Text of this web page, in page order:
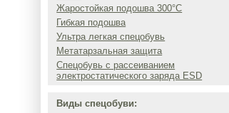
Жаростойкая подошва 300°C
Гибкая подошва
Ультра легкая спецобувь
Метатарзальная защита
Спецобувь с рассеиванием
электростатического заряда ESD
Виды спецобуви: